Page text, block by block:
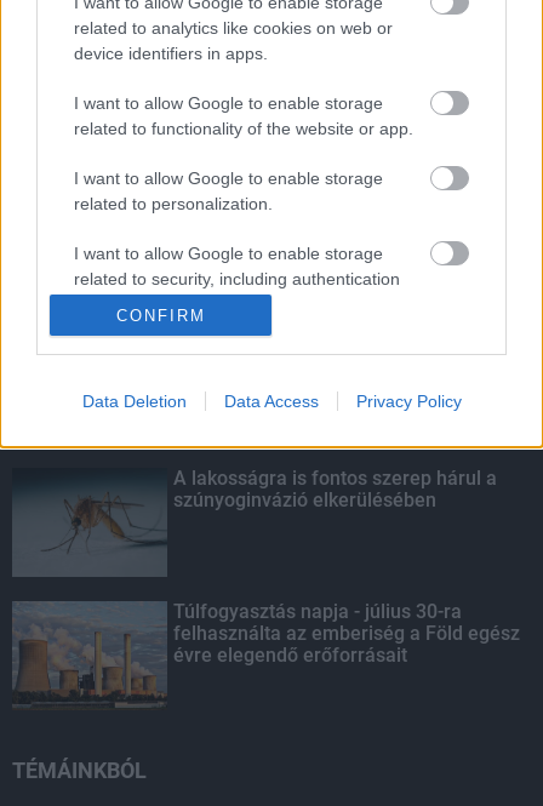
related to analytics like cookies on web or
device identifiers in apps.
I want to allow Google to enable storage
related to functionality of the website or app.
I want to allow Google to enable storage
related to personalization.
I want to allow Google to enable storage
related to security, including authentication
CONFIRM
Data Deletion Data Access Privacy Policy
Egyhetes országos ellenőrzést tart a
rendőrség a utakon
Amire többmillióan vártunk: szombattól
másodfokúra csökken a riasztás
KIEMELT
Kecskeméten is szakirányú
Egyetem
A lakosságra is fontos szerep hárul a
szúnyoginvázió elkerülésében
Túlfogyasztás napja - július 30-ra
felhasználta az emberiség a Föld egész
évre elegendő erőforrásait
TÉMÁINKBÓL